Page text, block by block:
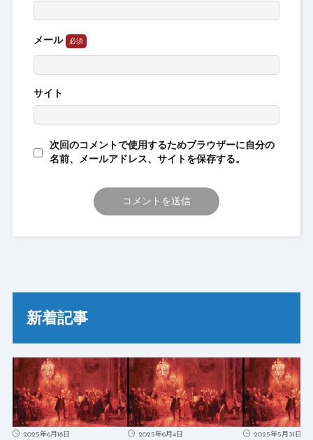
メール
サイト
次回のコメントで使用するためブラウザーに自分の
名前、メールアドレス、サイトを保存する。
新着記事
2025年6月18日 2025年6月4日 2025年5月31日